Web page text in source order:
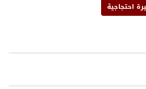
احتجاجية